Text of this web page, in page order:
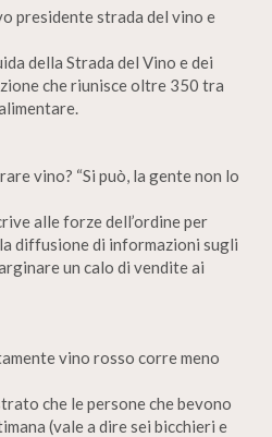
presidente strada del vino e
della Strada del Vino e dei
che riunisce oltre 350 tra
vino? “Si può, la gente non lo
alle forze dell’ordine per
diffusione di informazioni sugli
un calo di vendite ai
vino rosso corre meno
che le persone che bevono
(vale a dire sei bicchieri e